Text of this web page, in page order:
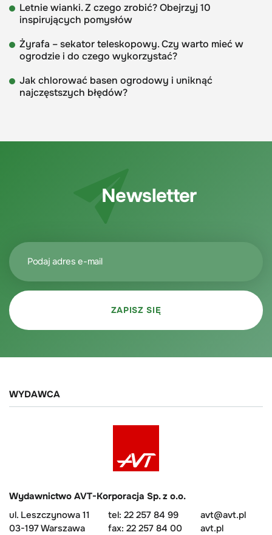
Letnie wianki. Z czego zrobić? Obejrzyj 10
inspirujących pomysłów
Żyrafa – sekator teleskopowy. Czy warto mieć w
ogrodzie i do czego wykorzystać?
Jak chlorować basen ogrodowy i uniknąć
najczęstszych błędów?
Newsletter
WYDAWCA
Wydawnictwo AVT-Korporacja Sp. z o.o.
ul. Leszczynowa 11
03-197 Warszawa
tel: 22 257 84 99
fax: 22 257 84 00
avt@avt.pl
avt.pl